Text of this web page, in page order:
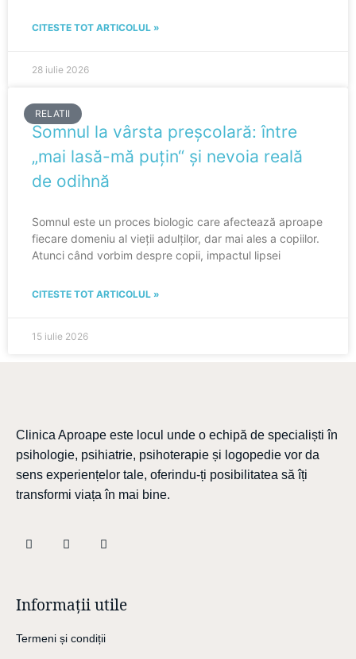
CITESTE TOT ARTICOLUL »
28 iulie 2026
RELATII
Somnul la vârsta preșcolară: între
„mai lasă-mă puțin“ și nevoia reală
de odihnă
Somnul este un proces biologic care afectează aproape
fiecare domeniu al vieții adulților, dar mai ales a copiilor.
Atunci când vorbim despre copii, impactul lipsei
CITESTE TOT ARTICOLUL »
15 iulie 2026
Clinica Aproape este locul unde o echipă de specialiști în
psihologie, psihiatrie, psihoterapie și logopedie vor da
sens experiențelor tale, oferindu-ți posibilitatea să îți
transformi viața în mai bine.
Informații utile
Termeni și condiții